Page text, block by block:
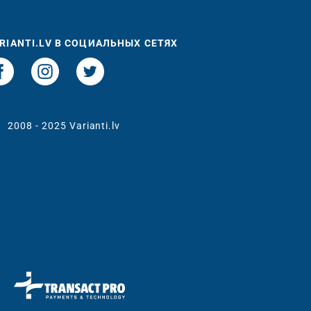
В СОЦИАЛЬНЫХ СЕТЯХ
2008 - 2025 Varianti.lv